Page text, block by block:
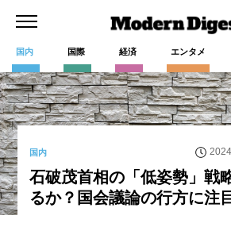
国内 国際 経済 エンタメ
国内
石破茂首相の「低姿勢」戦
るか？国会議論の行方に注目